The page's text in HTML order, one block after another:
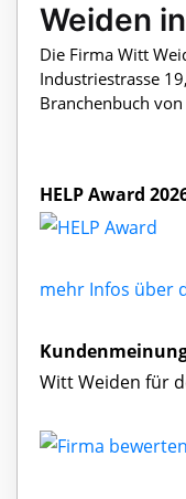
Weiden
Die Firma Witt
Industriestrasse
Branchenbuch
HELP Award
mehr Infos über
Witt Weiden für